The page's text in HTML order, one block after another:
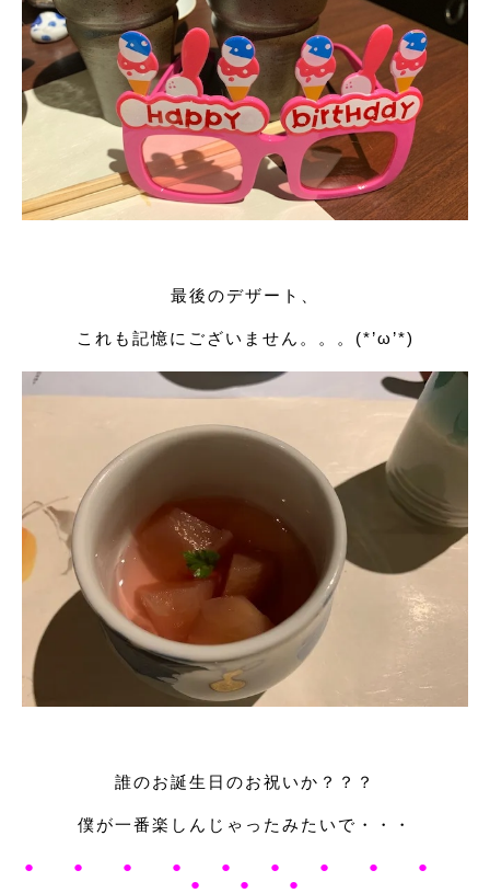
最後のデザート、
これも記憶にございません。。。(*’ω’*)
誰のお誕生日のお祝いか？？？
僕が一番楽しんじゃったみたいで・・・
● ● ● ● ● ● ● ● ●
● ● ●